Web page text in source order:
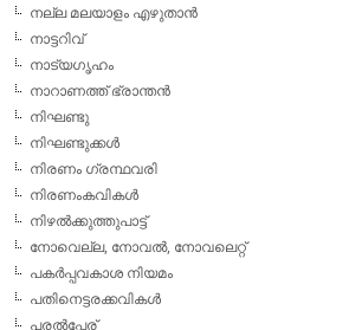
നല്ല മലയാളം എഴുതാന്‍
നാട്ടറിവ്
നാട്യഗൃഹം
നാറാണത്ത് ഭ്രാന്തന്‍
നിഘണ്ടു
നിഘണ്ടുക്കള്‍
നിരണം ഗ്രന്ഥവരി
നിരണംകവികള്‍
നിഴല്‍ക്കുത്തുപാട്ട്
നോവെല്ല, നോവല്‍, നോവലെറ്റ്
പകര്‍പ്പവകാശ നിയമം
പതിനെട്ടരക്കവികള്‍
പരല്‍പ്പേര്